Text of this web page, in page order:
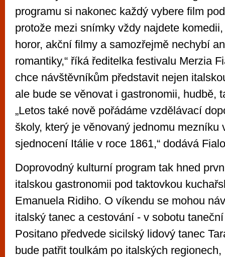
programu si nakonec každý vybere film
protože mezi snímky vždy najdete
horor, akční filmy a samozřejmě nechybí
romantiky,“ říká ředitelka festivalu Merzia
chce návštěvníkům představit nejen
ale bude se věnovat i gastronomii, hudbě,
„Letos také nově pořádáme vzdělávací
školy, který je věnovaný jednomu mezníku
sjednocení Itálie v roce 1861,“ dodává
Doprovodný kulturní program tak hned
italskou gastronomii pod taktovkou
Emanuela Ridiho. O víkendu se mohou
italský tanec a cestování - v sobotu
Positano předvede sicilský lidový tanec
bude patřit toulkám po italských